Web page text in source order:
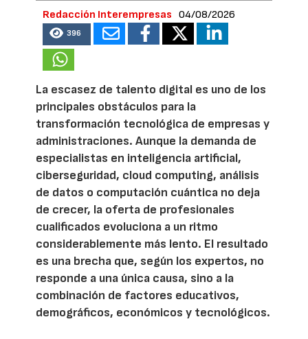
Redacción Interempresas 04/08/2026
396
La escasez de talento digital es uno de los
principales obstáculos para la
transformación tecnológica de empresas y
administraciones. Aunque la demanda de
especialistas en inteligencia artificial,
ciberseguridad, cloud computing, análisis
de datos o computación cuántica no deja
de crecer, la oferta de profesionales
cualificados evoluciona a un ritmo
considerablemente más lento. El resultado
es una brecha que, según los expertos, no
responde a una única causa, sino a la
combinación de factores educativos,
demográficos, económicos y tecnológicos.